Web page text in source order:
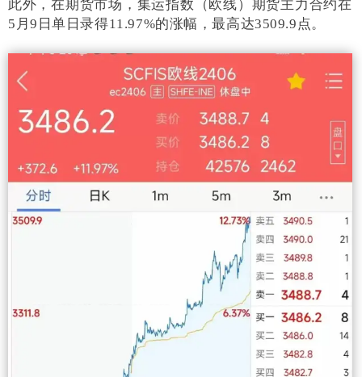
此外，在期货市场，
在
5月9日单日录得11.97%的涨幅，最高达3509.9点。